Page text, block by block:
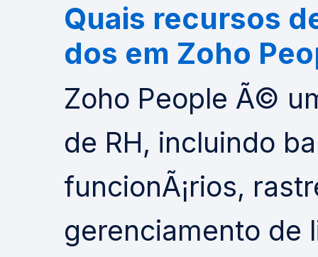
Quais recursos
dos em Zoho
Zoho People Ã©
de RH, incluindo
funcionÃ¡rios,
gerenciamento de